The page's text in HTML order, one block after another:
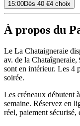
15:00Dès 40 €4 choix
À propos du
Le La Chataigneraie
av. de la
sont en intérieur. Les 4
soirée.
Les créneaux débutent
semaine. Réservez en
réel, paiement